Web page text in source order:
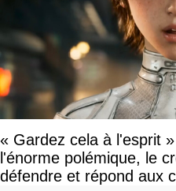
« Gardez cela à l'esprit
l'énorme polémique, le
défendre et répond aux